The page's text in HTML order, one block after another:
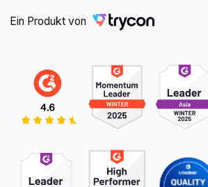
Ein Produkt von